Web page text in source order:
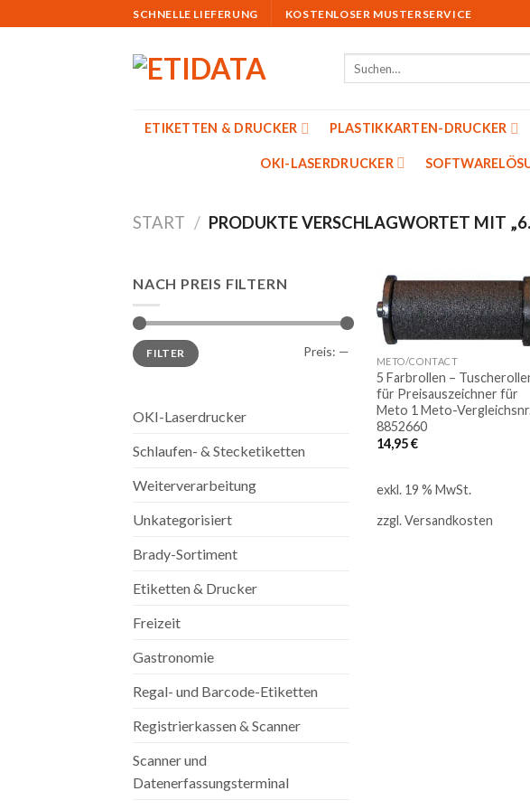
to
SCHNELLE LIEFERUNG KOSTENLOSER MUSTERSERVICE
ETIKETTEN & DRUCKER PLASTIKKARTEN-DRUCKER
OKI-LASERDRUCKER
START / PRODUKTE VERSCHLAGWORTET MIT
NACH PREIS FILTERN
Min.
Preis
Max.
PreisFILTER Preis: —
OKI-Laserdrucker
Schlaufen- & Stecketiketten
Weiterverarbeitung
Unkategorisiert
Brady-Sortiment
Etiketten & Drucker
Freizeit
Gastronomie
Regal- und Barcode-Etiketten
Registrierkassen & Scanner
Scanner und
Datenerfassungsterminal
Auf
METO/CONTACT
5 Farbrollen –
für Preisauszeichner für
Meto 1 Meto-
8852660
14,95€
exkl. 19 % MwSt.
zzgl.Versandkosten